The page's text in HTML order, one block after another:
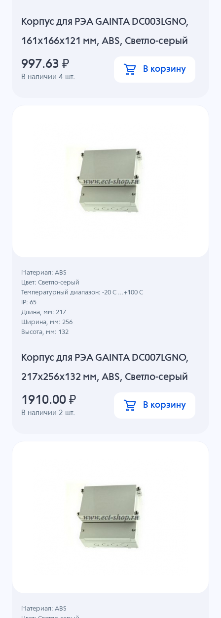
Корпус для РЭА GAINTA DC003LGNO,
161x166x121 мм, ABS, Светло-серый
В наличии4 шт.
997.63 ₽ В корзину
Корпус для РЭА GAINTA DC007LGNO,
217x256x132 мм, ABS, Светло-серый
В наличии 2 шт.
Материал: ABS
Цвет: Светло-серый
Температурный диапазон: -20 C ...+100 C
IP: 65
Длина, мм: 217
Ширина, мм: 256
Высота, мм: 132
1910.00 ₽ В корзину
Материал: ABS